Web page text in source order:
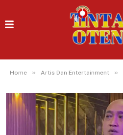
Home » Artis Dan Entertainment »